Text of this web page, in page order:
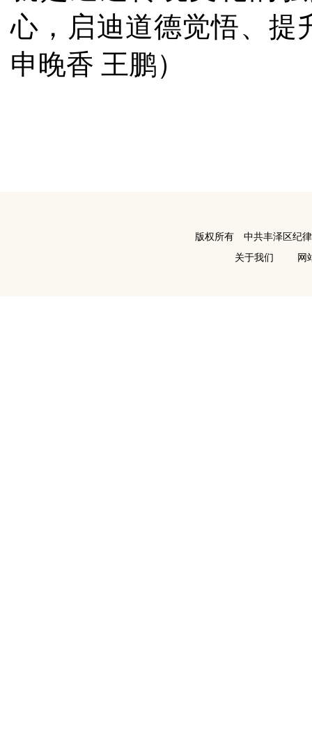
心，启迪道德觉悟、提
申晚香 王鹏）
版权所有 中共丰泽区纪
关于我们
网